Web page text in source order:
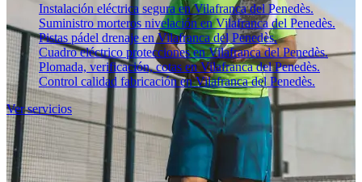
Instalación eléctrica segura en Vilafranca del Penedès.
Suministro morteros nivelación en Vilafranca del Penedès.
Pistas pádel drenaje en Vilafranca del Penedès.
Cuadro eléctrico protecciones en Vilafranca del Penedès.
Plomada, verificación, cotas en Vilafranca del Penedès.
Control calidad fabricación en Vilafranca del Penedès.
Ver servicios